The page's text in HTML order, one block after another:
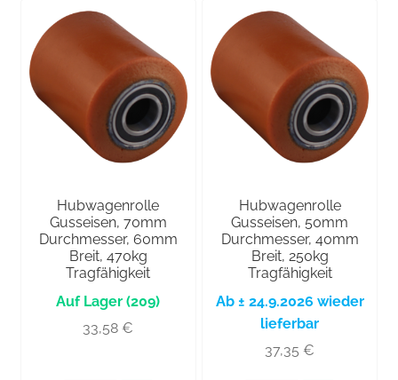
Hubwagenrolle
Gusseisen, 70mm
Durchmesser, 60mm
Breit, 470kg
Tragfähigkeit
(209)
33,58€
Hubwagenrolle
Gusseisen, 50mm
Durchmesser, 40mm
Breit, 250kg
Tragfähigkeit
Ab ± 24.9.2026 wieder
lieferbar
37,35€